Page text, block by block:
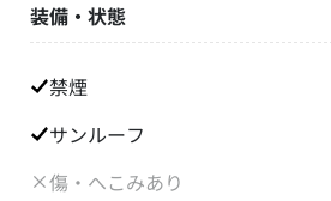
装備・状態
禁煙
サンルーフ
傷・へこみあり